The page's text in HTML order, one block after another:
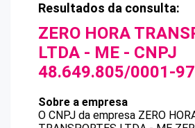
Resultados da consulta:
ZERO HORA
LTDA - ME - CNPJ
48.649.805/0001-97
Sobre a empresa
O CNPJ da empresa ZERO